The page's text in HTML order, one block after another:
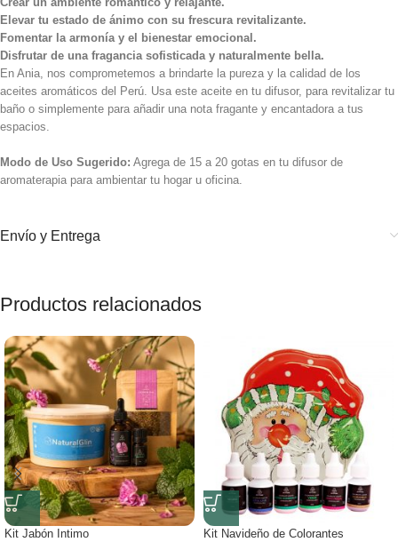
Elevar tu estado de ánimo con su frescura revitalizante.
Fomentar la armonía y el bienestar emocional.
Disfrutar de una fragancia sofisticada y naturalmente bella.
En Ania, nos comprometemos a brindarte la pureza y la calidad de los
aceites aromáticos del Perú. Usa este aceite en tu difusor, para revitalizar tu
baño o simplemente para añadir una nota fragante y encantadora a tus
espacios.
Modo de Uso Sugerido: Agrega de 15 a 20 gotas en tu difusor de
aromaterapia para ambientar tu hogar u oficina.
Envío y Entrega
Productos relacionados
Kit Jabón Intimo Kit Navideño de Colorantes